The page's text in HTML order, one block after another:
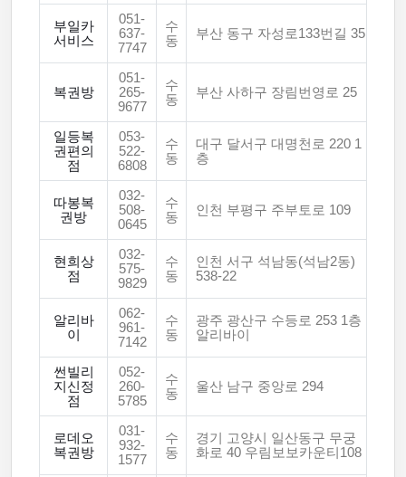
부일카
서비스
051-
637-
7747
수
동
부산 동구 자성로133번길 35
복권방
051-
265-
9677
수
동
부산 사하구 장림번영로 25
일등복
권편의
점
053-
522-
6808
수
동
대구 달서구 대명천로 220 1
층
따봉복
권방
032-
508-
0645
수
동
인천 부평구 주부토로 109
현희상
점
032-
575-
9829
수
동
인천 서구 석남동(석남2동)
538-22
알리바
이
062-
961-
7142
수
동
광주 광산구 수등로 253 1층
알리바이
썬빌리
지신정
점
052-
260-
5785
수
동
울산 남구 중앙로 294
로데오
복권방
031-
932-
1577
수
동
경기 고양시 일산동구 무궁
화로 40 우림보보카운티108